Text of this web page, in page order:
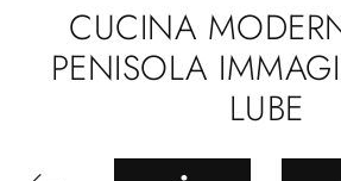
CUCINA
PENISOLA
LUBE